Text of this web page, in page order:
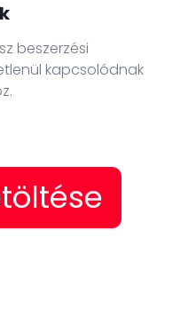
beszerzési
kapcsolódnak